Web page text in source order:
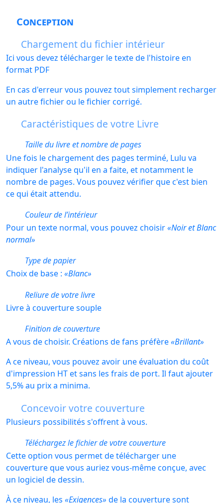
Conception
Chargement du fichier intérieur
Ici vous devez télécharger le texte de l'histoire en
format PDF
En cas d'erreur vous pouvez tout simplement recharger
un autre fichier ou le fichier corrigé.
Caractéristiques de votre Livre
Taille du livre et nombre de pages
Une fois le chargement des pages terminé, Lulu va
indiquer l'analyse qu'il en a faite, et notamment le
nombre de pages. Vous pouvez vérifier que c'est bien
ce qui était attendu.
Couleur de l’intérieur
Pour un texte normal, vous pouvez choisir Noir et Blanc
normal
Type de papier
Choix de base : Blanc
Reliure de votre livre
Livre à couverture souple
Finition de couverture
A vous de choisir. Créations de fans préfère Brillant
A ce niveau, vous pouvez avoir une évaluation du coût
d'impression HT et sans les frais de port. Il faut ajouter
5,5% au prix a minima.
Concevoir votre couverture
Plusieurs possibilités s'offrent à vous.
Téléchargez le fichier de votre couverture
Cette option vous permet de télécharger une
couverture que vous auriez vous-même conçue, avec
un logiciel de dessin.
À ce niveau, les Exigences de la couverture sont